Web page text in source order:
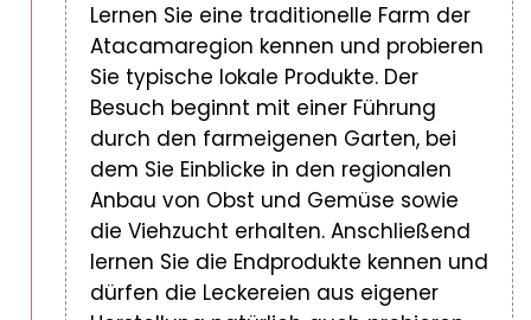
Lernen Sie eine traditionelle Farm der
Atacamaregion kennen und probieren
Sie typische lokale Produkte. Der
Besuch beginnt mit einer Führung
durch den farmeigenen Garten, bei
dem Sie Einblicke in den regionalen
Anbau von Obst und Gemüse sowie
die Viehzucht erhalten. Anschließend
lernen Sie die Endprodukte kennen und
dürfen die Leckereien aus eigener